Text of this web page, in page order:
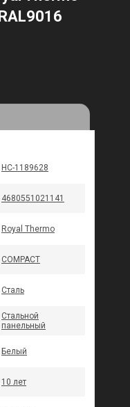
НС-1189628
4680551021141
Royal Thermo
COMPACT
Сталь
Стальной
панельный
Белый
10 лет